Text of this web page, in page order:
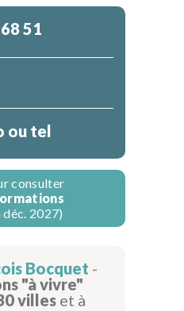
51
ou tel
consulter
2027)
Bocquet -
"à vivre"
villes et à